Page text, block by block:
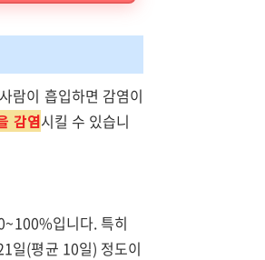
람이 흡입하면 감염이
감염시킬 수 있습니
입니다. 특히
일(평균 10일) 정도이